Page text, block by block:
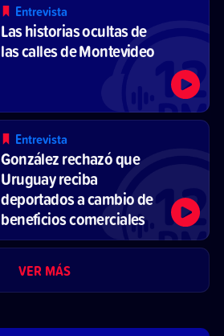
Entrevista
Las historias ocultas de
las calles de Montevideo
Entrevista
González rechazó que
Uruguay reciba
deportados a cambio de
beneficios comerciales
VER MÁS